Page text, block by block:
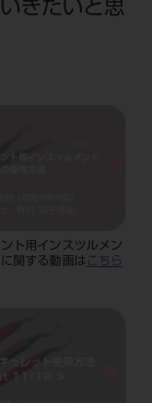
きたいと思
ント用インスツルメン
関する動画は こちら